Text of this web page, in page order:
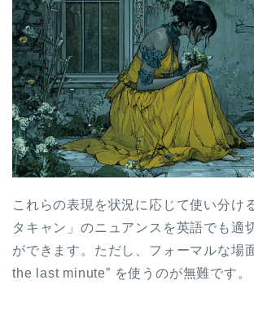
これらの表現を状況に応じて使い分け
タキャン」のニュアンスを英語でも適
ができます。ただし、フォーマルな場
the last minute” を使うのが無難です。